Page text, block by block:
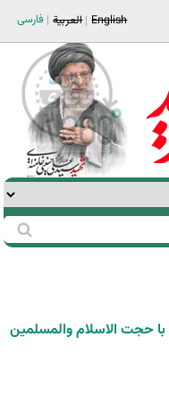
فارسی العربية English
حجت الاسلام والمسلمین